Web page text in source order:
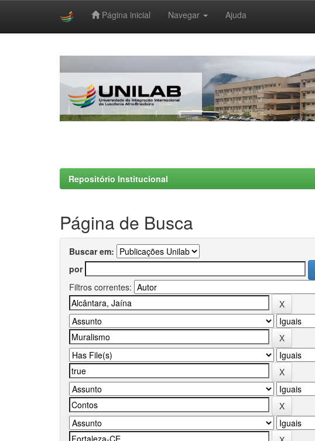
Página inicial Navegar Ajuda
Repositório Institucional
Página de Busca
Buscar em:
por
Filtros correntes: